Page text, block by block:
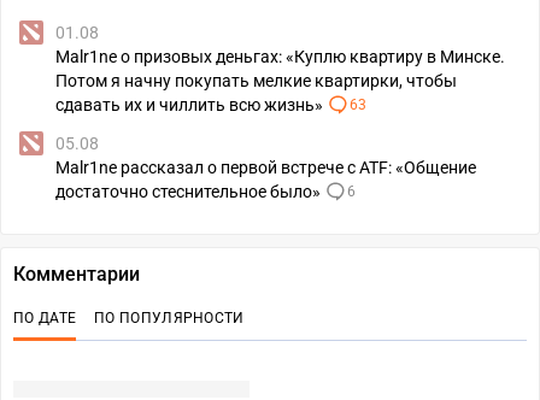
01.08
Malr1ne о призовых деньгах: «Куплю квартиру в Минске.
Потом я начну покупать мелкие квартирки, чтобы
сдавать их и чиллить всю жизнь»
63
05.08
Malr1ne рассказал о первой встрече с ATF: «Общение
достаточно стеснительное было»
6
Комментарии
ПО ДАТЕ ПО ПОПУЛЯРНОСТИ